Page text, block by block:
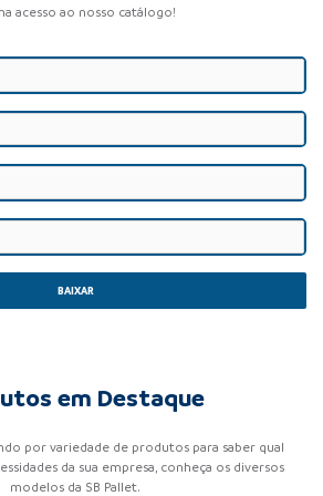
acesso ao nosso catálogo!
BAIXAR
em Destaque
por variedade de produtos para saber qual
da sua empresa, conheça os diversos
modelos da SB Pallet.